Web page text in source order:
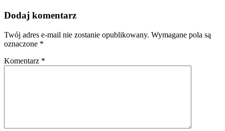
Dodaj komentarz
Twój adres e-mail nie zostanie opublikowany. Wymagane pola są
oznaczone *
Komentarz *